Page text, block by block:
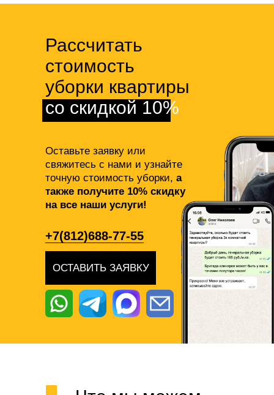
Оставьте заявку или
свяжитесь с нами и узнайте
точную стоимость уборки, а
также получите 10% скидку
на все наши услуги!
Рассчитать
стоимость
уборки квартиры
со скидкой 10%
ОСТАВИТЬ ЗАЯВКУ
+7(812)688-77-55